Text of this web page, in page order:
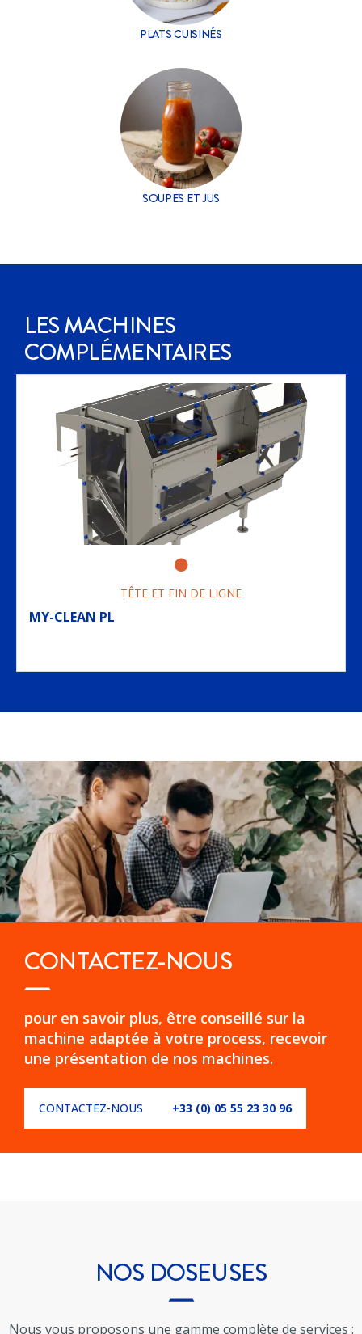
PLATS CUISINÉS
SOUPES ET JUS
LES MACHINES
COMPLÉMENTAIRES
TÊTE ET FIN DE LIGNE
MY-CLEAN PL
CONTACTEZ-NOUS
pour en savoir plus, être conseillé sur la
machine adaptée à votre process, recevoir
une présentation de nos machines.
CONTACTEZ-NOUS +33 (0) 05 55 23 30 96
NOS DOSEUSES
Nous vous proposons une gamme complète de services :